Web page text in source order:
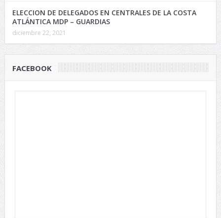
ELECCION DE DELEGADOS EN CENTRALES DE LA COSTA
ATLÁNTICA MDP – GUARDIAS
diciembre 22, 2021
FACEBOOK